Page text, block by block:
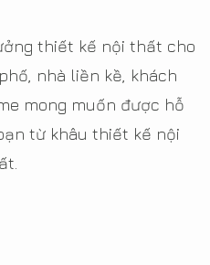
thiết kế nội thất cho
nhà liền kề, khách
mong muốn được hỗ
từ khâu thiết kế nội